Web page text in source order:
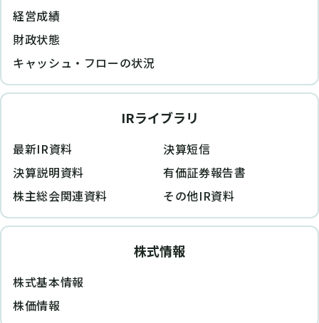
経営成績
財政状態
キャッシュ・フローの状況
IRライブラリ
最新IR資料
決算短信
決算説明資料
有価証券報告書
株主総会関連資料
その他IR資料
株式情報
株式基本情報
株価情報